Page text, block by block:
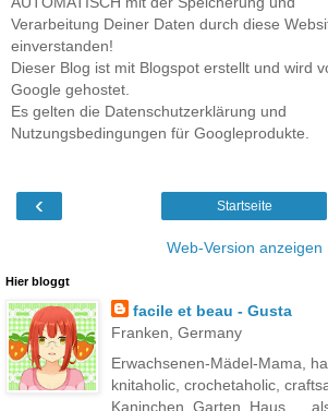
Verarbeitung Deiner Daten durch diese
einverstanden!
Dieser Blog ist mit Blogspot erstellt und wird
Google gehostet.
Es gelten die Datenschutzerklärung und
Nutzungsbedingungen für Googleprodukte.
‹ Startseite
Web-Version anzeigen
Hier bloggt
facile et beau - Gusta
Franken, Germany
Erwachsenen-Mädel-Mama,
knitaholic, crochetaholic,
Kaninchen, Garten, Haus.....